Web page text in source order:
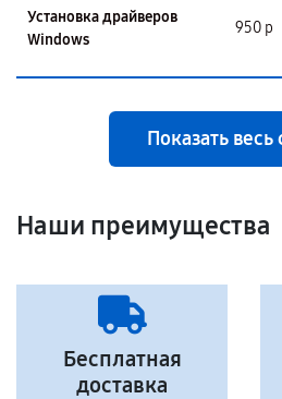
Установка драйверов
Windows
950 р
Показать весь
Наши преимущества
Бесплатная
доставка